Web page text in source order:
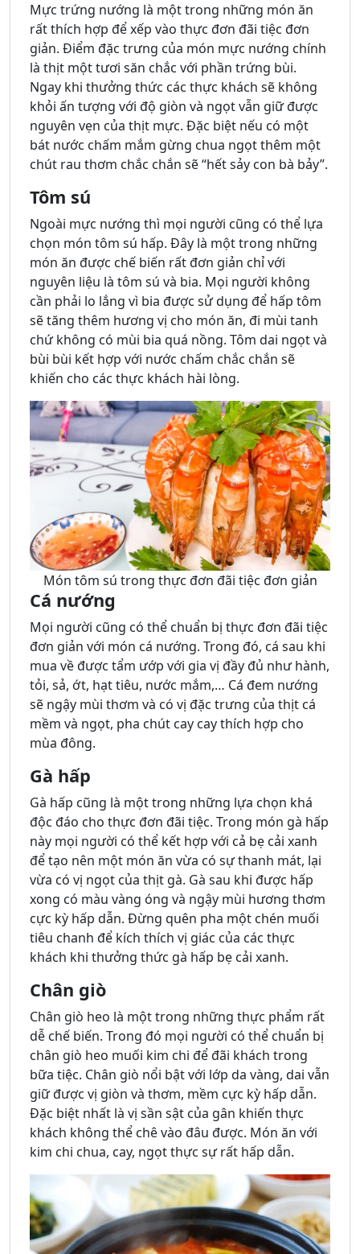
Mực trứng nướng là một trong những món ăn
rất thích hợp để xếp vào thực đơn đãi tiệc đơn
giản. Điểm đặc trưng của món mực nướng chính
là thịt một tươi săn chắc với phần trứng bùi.
Ngay khi thưởng thức các thực khách sẽ không
khỏi ấn tượng với độ giòn và ngọt vẫn giữ được
nguyên vẹn của thịt mực. Đặc biệt nếu có một
bát nước chấm mắm gừng chua ngọt thêm một
chút rau thơm chắc chắn sẽ “hết sảy con bà bảy”.
Tôm sú
Ngoài mực nướng thì mọi người cũng có thể lựa
chọn món tôm sú hấp. Đây là một trong những
món ăn được chế biến rất đơn giản chỉ với
nguyên liệu là tôm sú và bia. Mọi người không
cần phải lo lắng vì bia được sử dụng để hấp tôm
sẽ tăng thêm hương vị cho món ăn, đi mùi tanh
chứ không có mùi bia quá nồng. Tôm dai ngọt và
bùi bùi kết hợp với nước chấm chắc chắn sẽ
khiến cho các thực khách hài lòng.
Món tôm sú trong thực đơn đãi tiệc đơn giản
Cá nướng
Mọi người cũng có thể chuẩn bị thực đơn đãi tiệc
đơn giản với món cá nướng. Trong đó, cá sau khi
mua về được tẩm ướp với gia vị đầy đủ như hành,
tỏi, sả, ớt, hạt tiêu, nước mắm,… Cá đem nướng
sẽ ngậy mùi thơm và có vị đặc trưng của thịt cá
mềm và ngọt, pha chút cay cay thích hợp cho
mùa đông.
Gà hấp
Gà hấp cũng là một trong những lựa chọn khá
độc đáo cho thực đơn đãi tiệc. Trong món gà hấp
này mọi người có thể kết hợp với cả bẹ cải xanh
để tạo nên một món ăn vừa có sự thanh mát, lại
vừa có vị ngọt của thịt gà. Gà sau khi được hấp
xong có màu vàng óng và ngậy mùi hương thơm
cực kỳ hấp dẫn. Đừng quên pha một chén muối
tiêu chanh để kích thích vị giác của các thực
khách khi thưởng thức gà hấp bẹ cải xanh.
Chân giò
Chân giò heo là một trong những thực phẩm rất
dễ chế biến. Trong đó mọi người có thể chuẩn bị
chân giò heo muối kim chi để đãi khách trong
bữa tiệc. Chân giò nổi bật với lớp da vàng, dai vẫn
giữ được vị giòn và thơm, mềm cực kỳ hấp dẫn.
Đặc biệt nhất là vị sần sật của gân khiến thực
khách không thể chê vào đâu được. Món ăn với
kim chi chua, cay, ngọt thực sự rất hấp dẫn.